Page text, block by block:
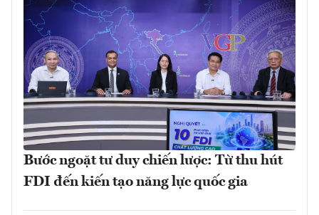
Bước ngoặt tư duy chiến lược: Từ thu hút
FDI đến kiến tạo năng lực quốc gia